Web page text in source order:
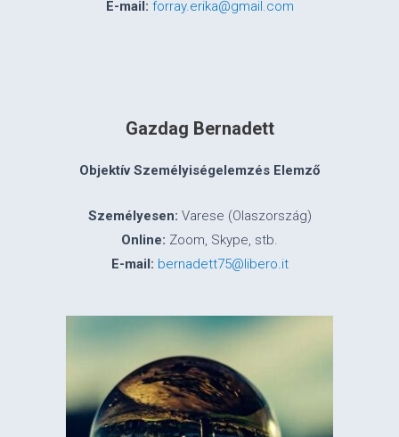
E-mail: forray.erika@gmail.com
Gazdag Bernadett
Objektív Személyiségelemzés Elemző
Személyesen: Varese (Olaszország)
Online: Zoom, Skype, stb.
E-mail: bernadett75@libero.it